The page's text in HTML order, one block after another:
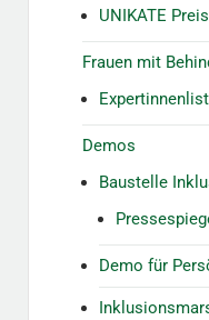
UNIKATE
Frauen mit
Demos
Baustelle
Demo für